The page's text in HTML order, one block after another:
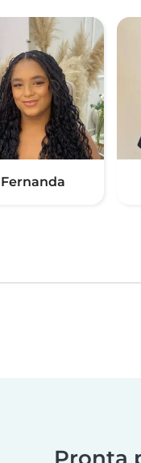
Fernanda